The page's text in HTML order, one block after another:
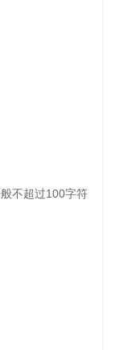
不超过100字符